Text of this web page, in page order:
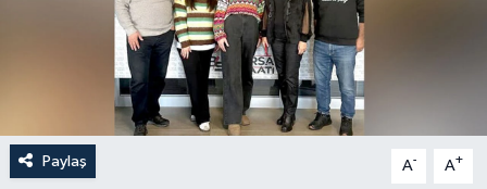
Paylaş A- A+